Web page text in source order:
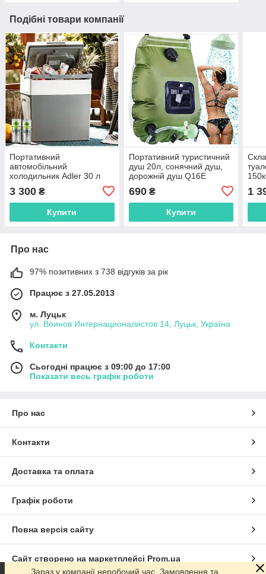
Подібні товари компанії
Портативний
автомобільний
холодильник Adler 30 л
3 300 ₴
Купити
Портативний туристичний
душ 20л, сонячний душ,
дорожній душ Q16E
690₴
Купити
1
Про нас
97% позитивних з 738 відгуків за рік
Працює з 27.05.2013
м. Луцьк
ул. Воинов Интернационалистов 14, Луцьк, Україна
Контакти
Сьогодні працює з 09:00 до 17:00
Показати весь графік роботи
Про нас
Контакти
Доставка та оплата
Графік роботи
Повна версія сайту
Сайт створено на маркетплейсі Prom.ua
Зараз у компанії неробочий час. Замовлення та